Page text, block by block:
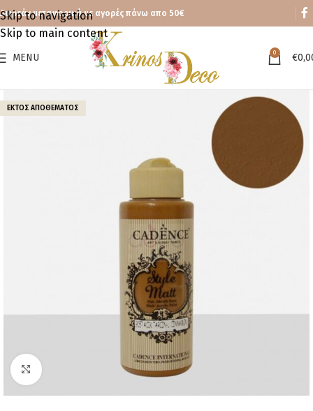
Skip to navigation
Skip to main content
Δωρεάν μεταφορικά με αγορές πάνω απο 50€
MENU 0 €
ΕΚΤΌΣ ΑΠΟΘΈΜΑΤΟΣ
Click to enlarge